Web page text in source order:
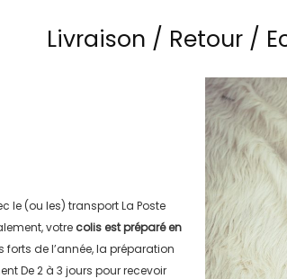
Livraison / Retour /
le (ou les) transportLa Poste
votre colis est préparé en
forts de l’année, la préparation
De 2 à 3 jours pour recevoir